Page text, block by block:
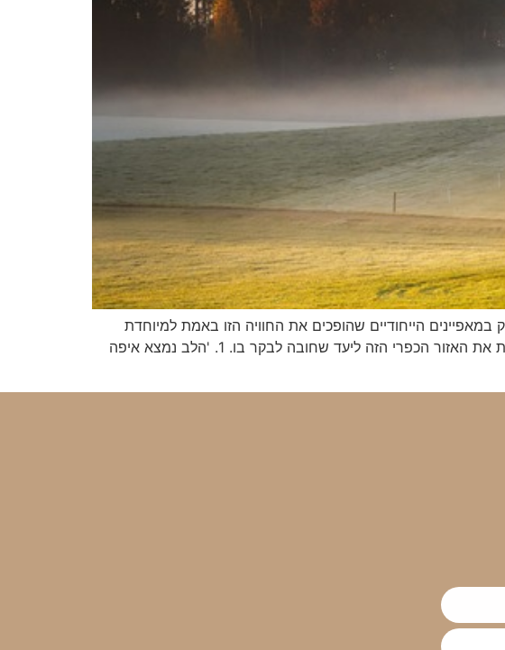
הייחודיים שהופכים את החוויה הזו באמת למיוחדת
במינה, וחושף את התרבות מחממת הלב, הנופים הציוריים, המטבח הילידי והמסורות המרתקות שהופכות את האזור הכפרי הזה ליעד שחובה לבקר בו. 1. 'הלב נמצא איפה